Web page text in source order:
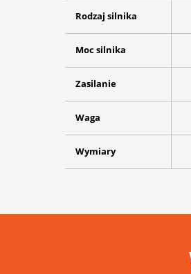
Rodzaj silnika
Moc silnika
Zasilanie
Waga
Wymiary